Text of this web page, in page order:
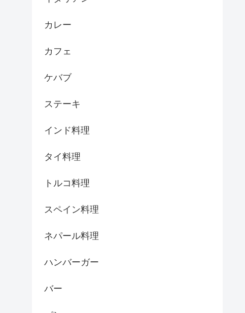
カレー
カフェ
ケバブ
ステーキ
インド料理
タイ料理
トルコ料理
スペイン料理
ネパール料理
ハンバーガー
バー